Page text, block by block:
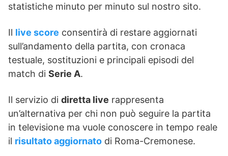
statistiche minuto per minuto sul nostro sito.
Il live score consentirà di restare aggiornati
sull’andamento della partita, con cronaca
testuale, sostituzioni e principali episodi del
match di Serie A.
Il servizio di diretta live rappresenta
un’alternativa per chi non può seguire la partita
in televisione ma vuole conoscere in tempo reale
il risultato aggiornato di Roma-Cremonese.